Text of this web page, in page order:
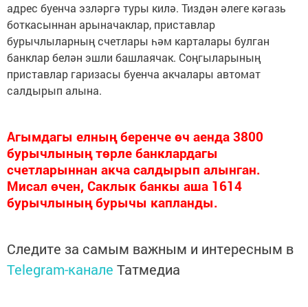
адрес буенча эзләргә туры килә. Тиздән әлеге кәгазь
боткасыннан арыначаклар, приставлар
бурычлыларның счетлары һәм карталары булган
банклар белән эшли башлаячак. Соңгыларының
приставлар гаризасы буенча акчалары автомат
салдырып алына.
Агымдагы елның беренче өч аенда 3800
бурычлының төрле банклардагы
счетларыннан акча салдырып алынган.
Мисал өчен, Саклык банкы аша 1614
бурычлының бурычы капланды.
Следите за самым важным и интересным в
Telegram-канале Татмедиа